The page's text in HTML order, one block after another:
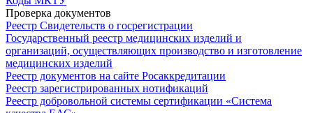
Проверка документов
Реестр Свидетельств о госрегистрации
Государственный реестр медицинских изделий и
организаций, осуществляющих производство и изготовление
медицинских изделий
Реестр документов на сайте Росаккредитации
Реестр зарегистрированных нотификаций
Реестр добровольной системы сертификации «Система